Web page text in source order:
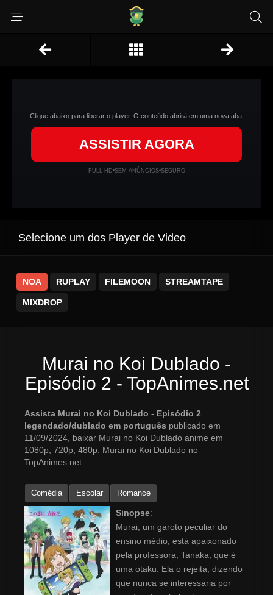
Clique abaixo para liberar o player. O conteúdo abrirá em uma nova aba.
ASSISTIR AGORA
FULL HD•SEM ANÚNCIOS•SEGURO
Selecione um dos Player de Video
NOA RUPLAY FILEMOON STREAMTAPE
MIXDROP
Murai no Koi Dublado -
Episódio 2 - TopAnimes.net
Assista Murai no Koi Dublado - Episódio 2
legendado/dublado em português publicado em
11/09/2024, baixar Murai no Koi Dublado anime em
1080p, 720p, 480p. Murai no Koi Dublado no
TopAnimes.net
Comédia Escolar Romance
Sinopse:
Murai, um garoto peculiar do
ensino médio, está apaixonado
pela professora, Tanaka, que é
uma otaku. Ela o rejeita, dizendo
que nunca se interessaria por